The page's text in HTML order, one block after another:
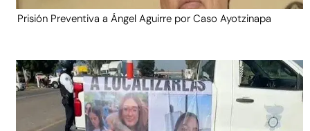
Prisión Preventiva a Ángel Aguirre por Caso Ayotzinapa